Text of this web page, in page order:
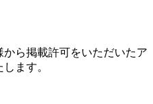
ら掲載許可をいただいたア
ます。